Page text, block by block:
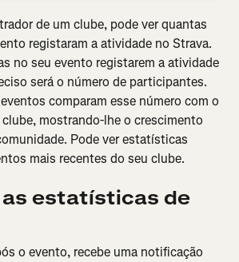
de um clube, pode ver quantas
registaram a atividade no Strava.
no seu evento registarem a atividade
será o número de participantes.
comparam esse número com o
mostrando-lhe o crescimento
Pode ver estatísticas
mais recentes do seu clube.
as estatísticas de
o evento, recebe uma notificação